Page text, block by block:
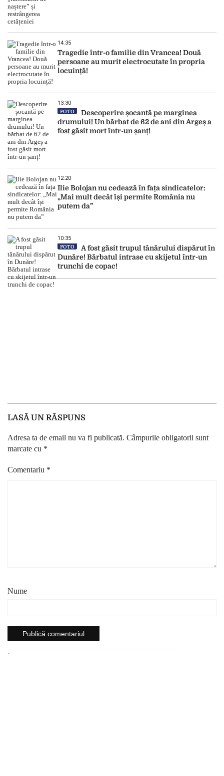
14:35
Tragedie într-o familie din Vrancea! Două
persoane au murit electrocutate în propria
locuință!
13:30
FOTO
Descoperire șocantă pe marginea
drumului! Un bărbat de 62 de ani din Argeș a
fost găsit mort într-un șanț!
12:20
Ilie Bolojan nu cedează în fața sindicatelor:
„Mai mult decât își permite România nu
putem da”
10:35
FOTO
A fost găsit trupul tânărului dispărut în
Dunăre! Bărbatul intrase cu skijetul într-un
trunchi de copac!
LASĂ UN RĂSPUNS
Adresa ta de email nu va fi publicată. Câmpurile obligatorii sunt
marcate cu *
Comentariu *
Nume
`